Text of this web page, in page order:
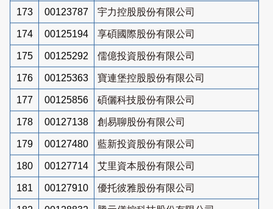
173 00123787 宇力控股股份有限公司
174 00125194 享碩國際股份有限公司
175 00125292 儒億投資股份有限公司
176 00125363 寶連堡控股股份有限公司
177 00125856 碩儷科技股份有限公司
178 00127138 創易聊股份有限公司
179 00127480 藍新投資股份有限公司
180 00127714 艾里資本股份有限公司
181 00127910 優托彼雅股份有限公司